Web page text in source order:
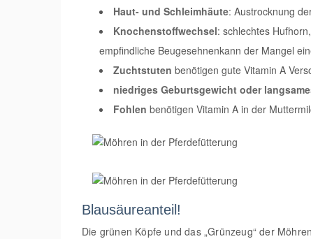
Haut- und Schleimhäute: Austrocknung
Knochenstoffwechsel: schlechtes
empfindliche Beugesehnenkann der Mangel
Zuchtstuten benötigen gute Vitamin A
niedriges Geburtsgewicht oder
Fohlen benötigen Vitamin A in der
Blausäureanteil!
Die grünen Köpfe und das „Grünzeug“ der